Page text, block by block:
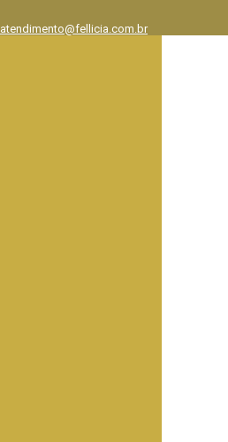
atendimento@fellicia.com.br